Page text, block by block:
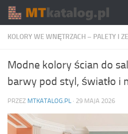
Skip to content
KOLORY WE WNĘTRZACH – PALETY I
Modne kolory ścian do
barwy pod styl, światło i
PRZEZ MTKATALOG.PL · 29 MAJA 2026